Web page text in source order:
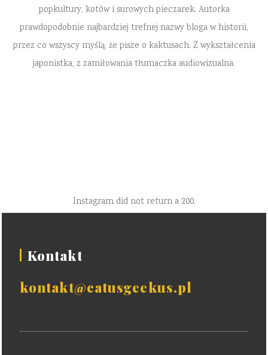
popkultury, kotów i surowych pieczarek. Autorka
prawdopodobnie najbardziej trefnej nazwy bloga w historii,
przez co wszyscy myślą, że pisze o kaktusach. Z wykształcenia
japonistka, z zamiłowania tłumaczka audiowizualna.
Instagram did not return a 200.
Kontakt
kontakt@catusgeekus.pl